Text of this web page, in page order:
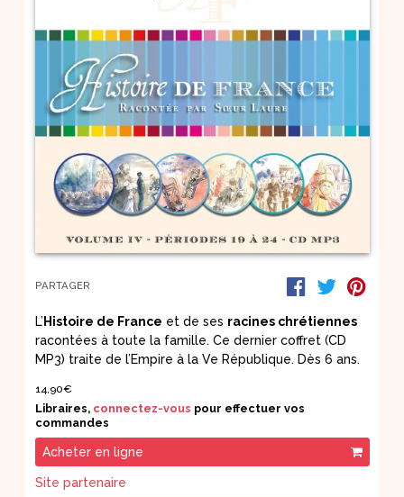
PARTAGER
L’ Histoire de France et de ses racines chrétiennes
racontées à toute la famille. Ce dernier coffret (CD
MP3) traite de l’Empire à la Ve République. Dès 6 ans.
14,90€
Libraires, connectez-vous pour effectuer vos
commandes
Acheter en ligne
Site partenaire